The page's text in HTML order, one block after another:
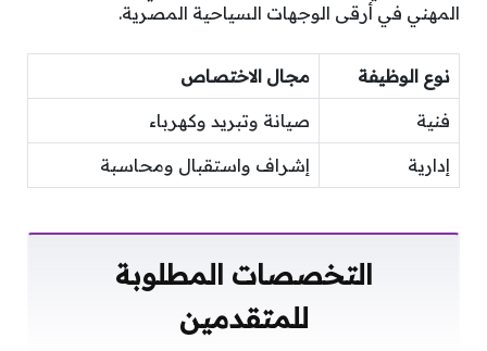
المهني في أرقى الوجهات السياحية المصرية.
نوع الوظيفة مجال الاختصاص
فنية صيانة وتبريد وكهرباء
إدارية إشراف واستقبال ومحاسبة
التخصصات المطلوبة
للمتقدمين